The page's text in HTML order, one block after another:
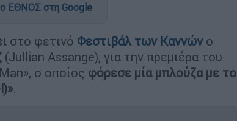
ΕΘΝΟΣ στη Google
στο φετινό Φεστιβάλ των Καννώνο
(Jullian Assange), για την πρεμιέρα του
ο οποίος φόρεσε μία μπλούζα με το
.